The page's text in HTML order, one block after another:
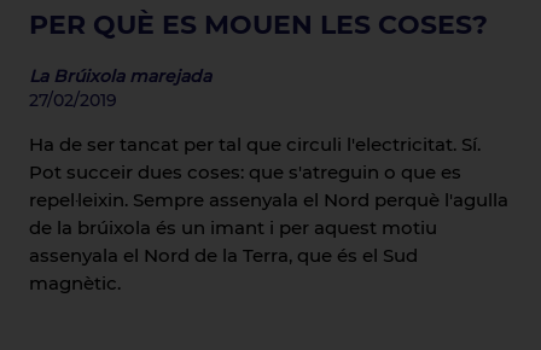
PER QUÈ ES MOUEN LES COSES?
La Brúixola marejada
27/02/2019
Ha de ser tancat per tal que circuli l'electricitat. Sí.
Pot succeir dues coses: que s'atreguin o que es
repel·leixin. Sempre assenyala el Nord perquè l'agulla
de la brúixola és un imant i per aquest motiu
assenyala el Nord de la Terra, que és el Sud
magnètic.